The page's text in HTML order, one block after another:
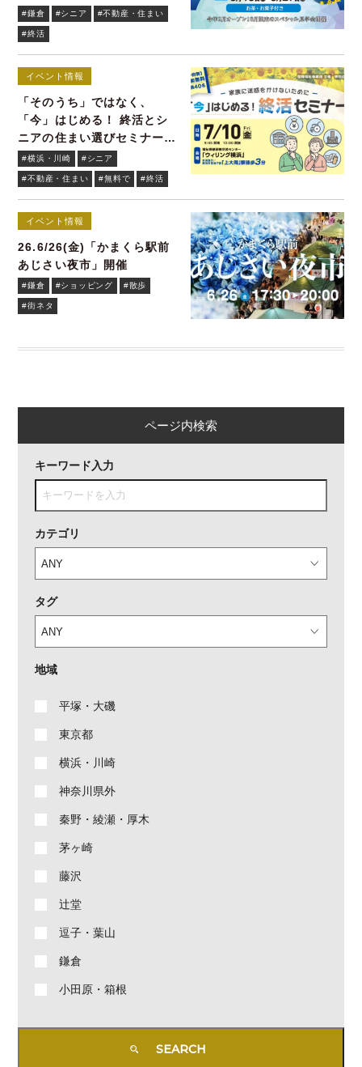
#鎌倉 #シニア #不動産・住まい
#終活
イベント情報
「そのうち」ではなく、
「今」はじめる！ 終活とシ
ニアの住まい選びセミナーを
無料開催7/10(金)
#横浜・川崎 #シニア
#不動産・住まい #無料で #終活
イベント情報
26.6/26(金)「かまくら駅前
あじさい夜市」開催
#鎌倉 #ショッピング #散歩
#街ネタ
ページ内検索
キーワード入力
カテゴリ
タグ
地域
平塚・大磯
東京都
横浜・川崎
神奈川県外
秦野・綾瀬・厚木
茅ヶ崎
藤沢
辻堂
逗子・葉山
鎌倉
小田原・箱根